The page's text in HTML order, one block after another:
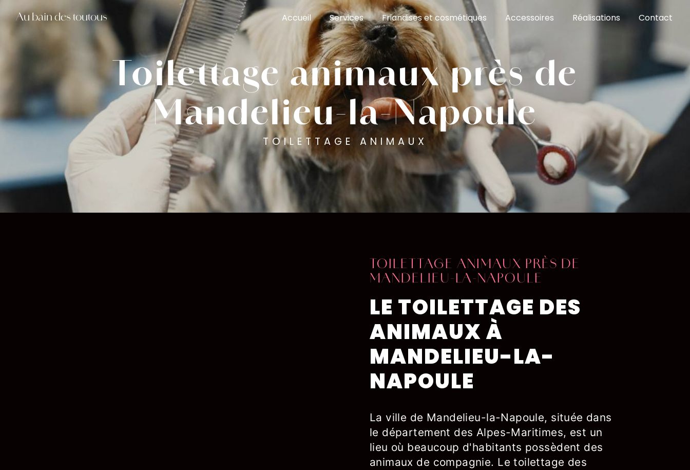
Au bain des toutous Accueil Services Friandises et cosmétiques Accessoires Réalisations Contact
Toilettage animaux près de
Mandelieu-la-Napoule
TOILETTAGE ANIMAUX
TOILETTAGE ANIMAUX PRÈS DE
MANDELIEU-LA-NAPOULE
LE TOILETTAGE DES
ANIMAUX À
MANDELIEU-LA-
NAPOULE
La ville de Mandelieu-la-Napoule, située dans
le département des Alpes-Maritimes, est un
lieu où beaucoup d'habitants possèdent des
animaux de compagnie. Le toilettage des
Panneau de gestion des cookies